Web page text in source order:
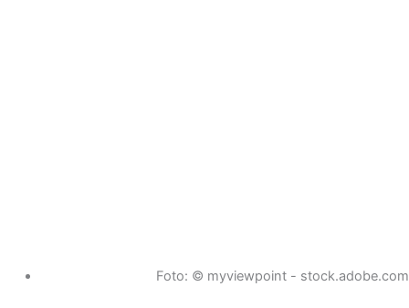
Foto: © myviewpoint - stock.adobe.com